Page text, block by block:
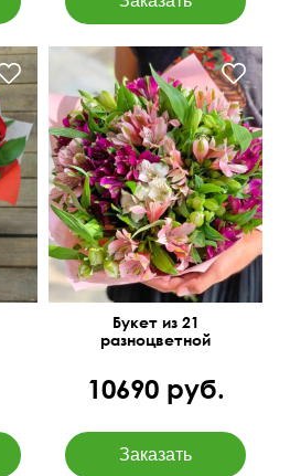
Милая упаковка
Букет из 21
разноцветной
10690 руб.